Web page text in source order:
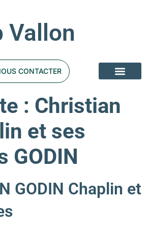
Vallon
CONTACTER
: Christian
et ses
GODIN
GODIN Chaplin et